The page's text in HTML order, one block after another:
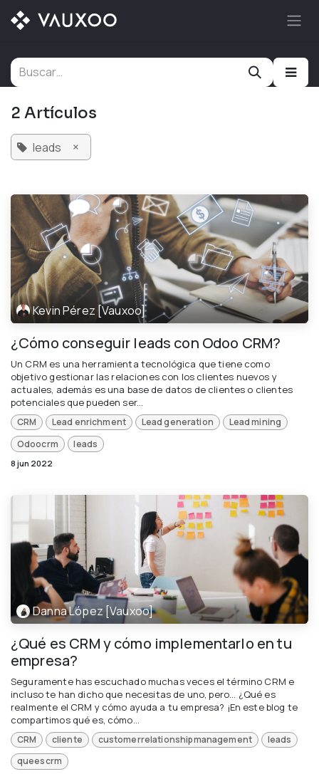
Ir al contenido
2 Artículos
leads ×
Kevin Pérez [Vauxoo]
¿Cómo conseguir leads con Odoo CRM?
Un CRM es una herramienta tecnológica que tiene como
objetivo gestionar las relaciones con los clientes nuevos y
actuales, además es una base de datos de clientes o clientes
potenciales que pueden ser...
CRM Lead enrichment Lead generation
Lead mining
Odoocrm
leads
8 jun 2022
Danna López [Vauxoo]
¿Qué es CRM y cómo implementarlo en tu
empresa?
Seguramente has escuchado muchas veces el término CRM e
incluso te han dicho que necesitas de uno, pero... ¿Qué es
realmente el CRM y cómo ayuda a tu empresa? ¡En este blog te
compartimos qué es, cómo...
CRM cliente customerrelationshipmanagement
leads
queescrm